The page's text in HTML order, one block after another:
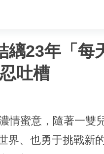
縭23年「
吐槽
情蜜意，隨著一雙
、也勇于挑戰新